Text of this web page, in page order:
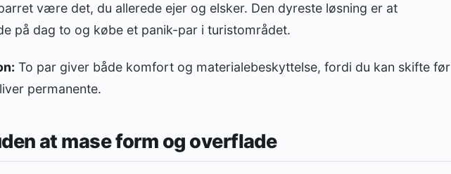
være det, du allerede ejer og elsker. Den dyreste løsning er at
på dag to og købe et panik-par i turistområdet.
To par giver både komfort og materialebeskyttelse, fordi du kan skifte før
permanente.
at mase form og overflade